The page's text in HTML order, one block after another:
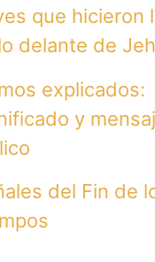
que hicieron
delante de
explicados:
y
del Fin de